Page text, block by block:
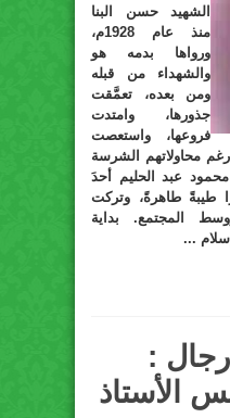
الشهيد حسن البنا
منذ عام 1928م،
ورواها بدمه هو
والشهداء من قبله
ومن بعده، تعمَّقت
جذورها، وامتدت
فروعها، واستعصت
رغم محاولاتهم الشرسة
محمود عبد الحليم أحدَ
طيبةً طاهرةً، وتركت
المجتمع. بداية
...
:
الأستاذ